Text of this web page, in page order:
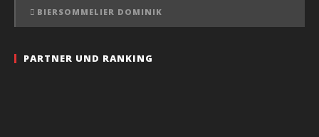
BIERSOMMELIER DOMINIK
PARTNER UND RANKING